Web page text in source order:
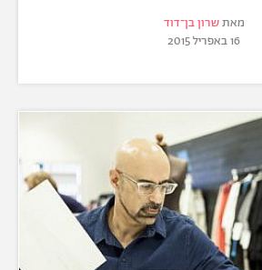
מאתשרון בן־דוד
16 באפריל 2015